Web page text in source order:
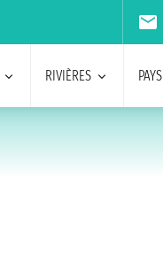
RIVIÈRES PAYS